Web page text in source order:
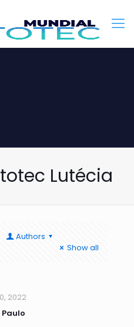
Lutécia
Authors
Show all
2022